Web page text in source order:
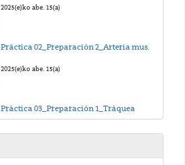
2025(e)ko abe. 15(a)
2025(e)ko abe. 15(a)
Práctica 03_Preparación 1_Tráquea